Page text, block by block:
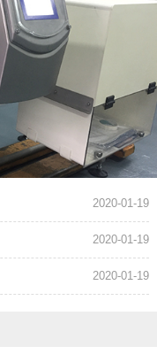
2020-01-19
2020-01-19
2020-01-19